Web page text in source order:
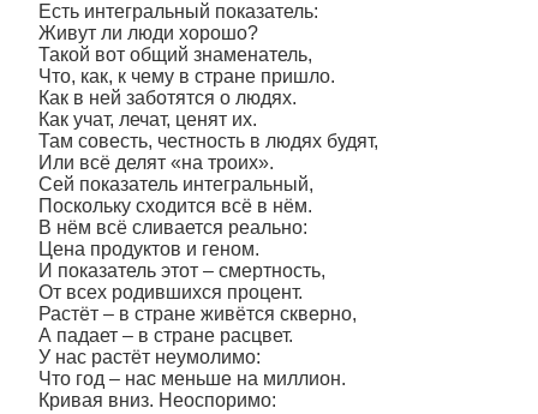
Есть интегральный показатель:
Живут ли люди хорошо?
Такой вот общий знаменатель,
Что, как, к чему в стране пришло.
Как в ней заботятся о людях.
Как учат, лечат, ценят их.
Там совесть, честность в людях будят,
Или всё делят «на троих».
Сей показатель интегральный,
Поскольку сходится всё в нём.
В нём всё сливается реально:
Цена продуктов и геном.
И показатель этот – смертность,
От всех родившихся процент.
Растёт – в стране живётся скверно,
А падает – в стране расцвет.
У нас растёт неумолимо:
Что год – нас меньше на миллион.
Кривая вниз. Неоспоримо: